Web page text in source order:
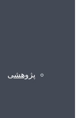
پژوهشی